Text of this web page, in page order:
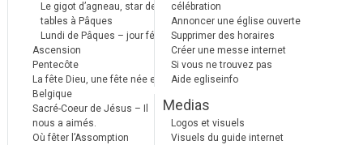
Le gigot d’agneau, star des
tables à Pâques
Lundi de Pâques – jour férié
Ascension
Pentecôte
La fête Dieu, une fête née en
Belgique
Sacré-Coeur de Jésus – Il
nous a aimés.
Où fêter l’Assomption
célébration
Annoncer une église ouverte
Supprimer des horaires
Créer une messe internet
Si vous ne trouvez pas
Aide egliseinfo
Medias
Logos et visuels
Visuels du guide internet